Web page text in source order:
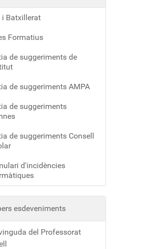
i Batxillerat
Formatius
de suggeriments de
de suggeriments AMPA
de suggeriments
de suggeriments Consell
d'incidències
esdeveniments
del Professorat